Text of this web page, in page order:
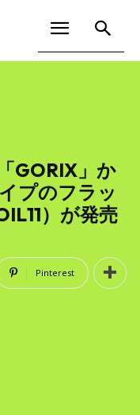
GORIX」か
プのフラッ
）が発売
Pinterest